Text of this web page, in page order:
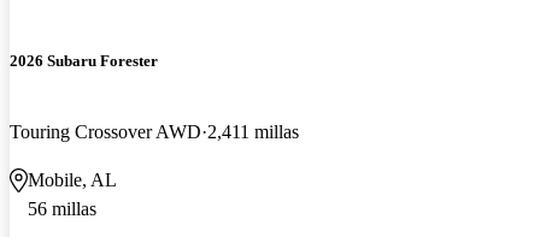
2026 Subaru Forester
Touring Crossover AWD 2,411 millas
Mobile, AL
56 millas